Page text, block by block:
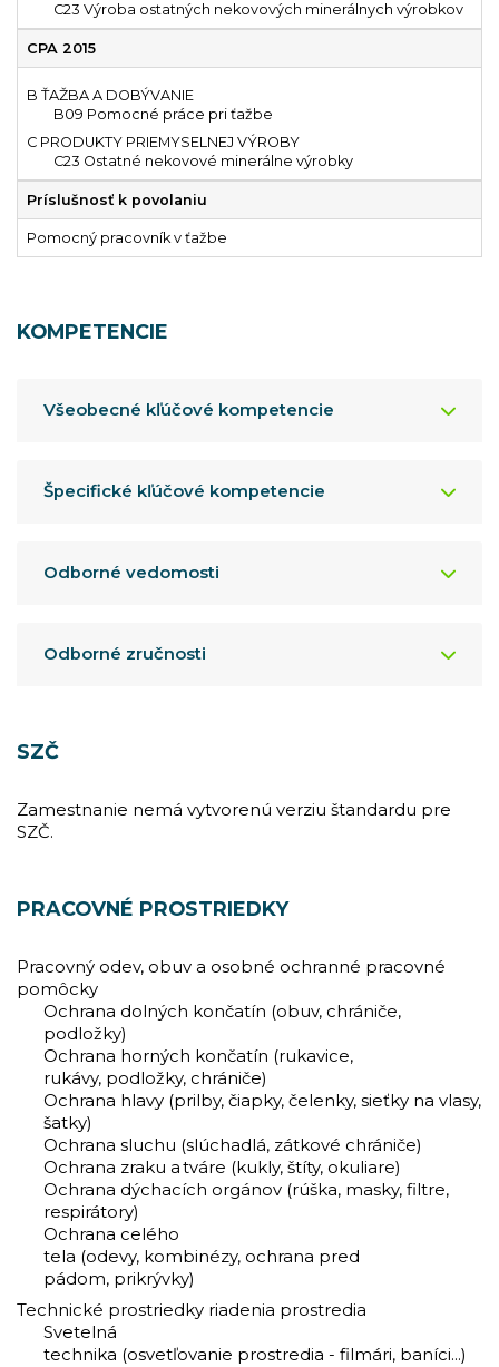
C23 Výroba ostatných nekovových minerálnych výrobkov
CPA 2015
B ŤAŽBA A DOBÝVANIE
B09 Pomocné práce pri ťažbe
C PRODUKTY PRIEMYSELNEJ VÝROBY
C23 Ostatné nekovové minerálne výrobky
Príslušnosť k povolaniu
Pomocný pracovník v ťažbe
KOMPETENCIE
Všeobecné kľúčové kompetencie
Špecifické kľúčové kompetencie
Odborné vedomosti
Odborné zručnosti
SZČ
Zamestnanie nemá vytvorenú verziu štandardu pre
SZČ.
PRACOVNÉ PROSTRIEDKY
Pracovný odev, obuv a osobné ochranné pracovné
pomôcky
Ochrana dolných končatín (obuv, chrániče,
podložky)
Ochrana horných končatín (rukavice,
rukávy, podložky, chrániče)
Ochrana hlavy (prilby, čiapky, čelenky, sieťky na vlasy,
šatky)
Ochrana sluchu (slúchadlá, zátkové chrániče)
Ochrana zraku a tváre (kukly, štíty, okuliare)
Ochrana dýchacích orgánov (rúška, masky, filtre,
respirátory)
Ochrana celého
tela (odevy, kombinézy, ochrana pred
pádom, prikrývky)
Technické prostriedky riadenia prostredia
Svetelná
technika (osvetľovanie prostredia - filmári, baníci...)